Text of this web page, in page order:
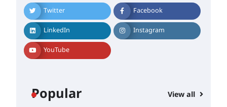
Twitter Facebook
LinkedIn Instagram
YouTube
Popular View all